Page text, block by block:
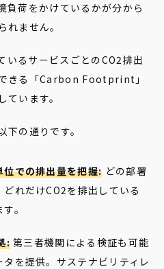
負荷をかけているかが分から
れません。
るサービスごとのCO2排出
きる「Carbon Footprint」
います。
下の通りです。
での排出量を把握: どの部署
れだけCO2を排出している
。
:第三者機関による検証も可能
を提供。サステナビリティレ